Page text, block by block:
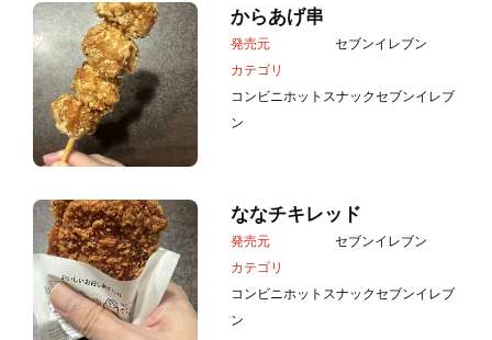
からあげ串
発売元
セブンイレブン
カテゴリ
コンビニホットスナックセブンイレブ
ン
ななチキレッド
発売元
セブンイレブン
カテゴリ
コンビニホットスナックセブンイレブ
ン